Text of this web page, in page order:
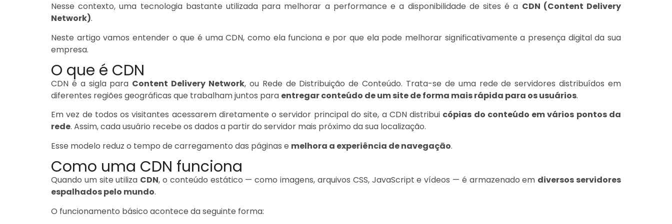
Nesse contexto, uma tecnologia bastante utilizada para melhorar a performance e a disponibilidade de sites é a CDN (Content Delivery
Network).
Neste artigo vamos entender o que é uma CDN, como ela funciona e por que ela pode melhorar significativamente a presença digital da sua
empresa.
O que é CDN
CDN é a sigla para Content Delivery Network, ou Rede de Distribuição de Conteúdo. Trata-se de uma rede de servidores distribuídos em
diferentes regiões geográficas que trabalham juntos para entregar conteúdo de um site de forma mais rápida para os usuários.
Em vez de todos os visitantes acessarem diretamente o servidor principal do site, a CDN distribui cópias do conteúdo em vários pontos da
rede. Assim, cada usuário recebe os dados a partir do servidor mais próximo da sua localização.
Esse modelo reduz o tempo de carregamento das páginas e melhora a experiência de navegação.
Como uma CDN funciona
Quando um site utiliza CDN, o conteúdo estático — como imagens, arquivos CSS, JavaScript e vídeos — é armazenado em diversos servidores
espalhados pelo mundo.
O funcionamento básico acontece da seguinte forma: